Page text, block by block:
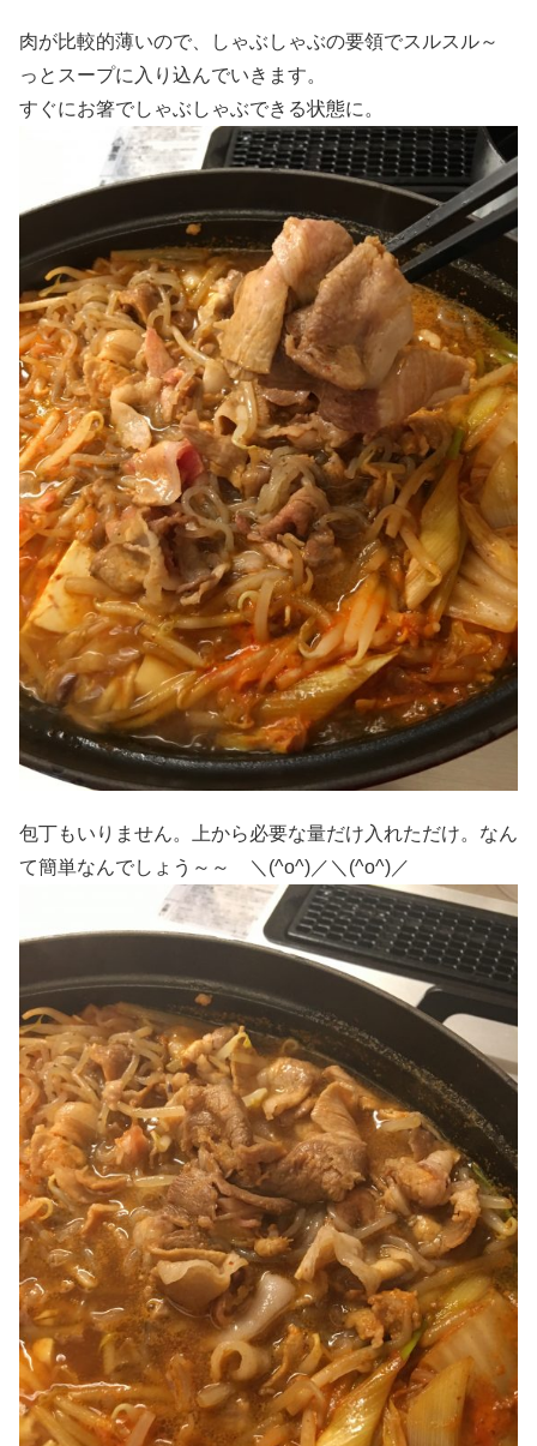
肉が比較的薄いので、しゃぶしゃぶの要領でスルスル～
っとスープに入り込んでいきます。
すぐにお箸でしゃぶしゃぶできる状態に。
包丁もいりません。上から必要な量だけ入れただけ。なん
て簡単なんでしょう～～ ＼(^o^)／＼(^o^)／